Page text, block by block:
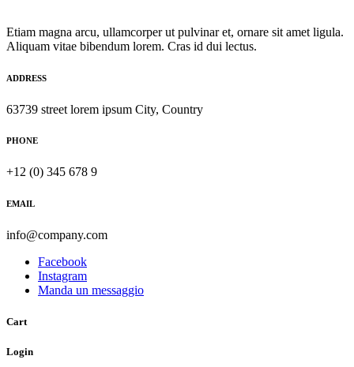
Etiam magna arcu, ullamcorper ut pulvinar et, ornare sit amet ligula.
Aliquam vitae bibendum lorem. Cras id dui lectus.
ADDRESS
63739 street lorem ipsum City, Country
PHONE
+12 (0) 345 678 9
EMAIL
info@company.com
Facebook
Instagram
Manda un messaggio
Cart
Login